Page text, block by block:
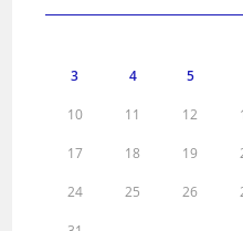
3 4 5
10 11 12
17 18 19
24 25 26